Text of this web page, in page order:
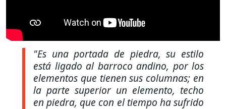
"Es una portada de piedra, su estilo
está ligado al barroco andino, por los
elementos que tienen sus columnas; en
la parte superior un elemento, techo
en piedra, que con el tiempo ha sufrido